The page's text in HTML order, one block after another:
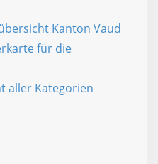
Kanton Vaud
für die
aller Kategorien